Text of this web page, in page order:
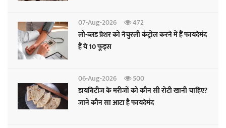
07-Aug-2026
472
लो-ब्लड प्रेशर को नेचुरली कंट्रोल करने में हैं फायदेमंद
हैं ये 10 फूड्स
06-Aug-2026
500
डायबिटीज के मरीजों को कौन सी रोटी खानी चाहिए?
जानें कौन सा आटा है फायदेमंद